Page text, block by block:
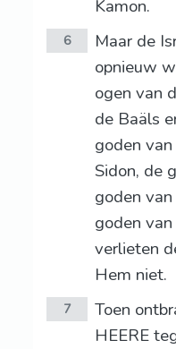
Kamon.
6
Maar de
opnieuw
ogen van
de Baäls
goden
Sidon, de
goden
goden
verlieten
Hem niet.
7
Toen
HEERE